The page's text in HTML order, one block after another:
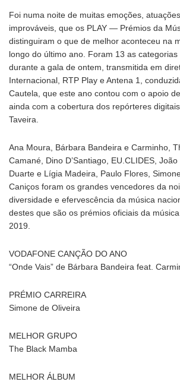
Foi numa noite de muitas emoções,
improváveis, que os PLAY — Prémios da
distinguiram o que de melhor aconteceu na
longo do último ano. Foram 13 as
durante a gala de ontem, transmitida em
Internacional, RTP Play e Antena 1,
Cautela, que este ano contou com o apoio
ainda com a cobertura dos repórteres
Taveira.
Ana Moura, Bárbara Bandeira e Carminho,
Camané, Dino D’Santiago, EU.CLIDES,
Duarte e Lígia Madeira, Paulo Flores,
Caniços foram os grandes vencedores da
diversidade e efervescência da música
destes que são os prémios oficiais da
2019.
VODAFONE CANÇÃO DO ANO
“Onde Vais” de Bárbara Bandeira feat.
PRÉMIO CARREIRA
Simone de Oliveira
MELHOR GRUPO
The Black Mamba
MELHOR ÁLBUM